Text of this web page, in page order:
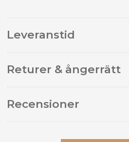
Leveranstid
Returer & ångerrätt
Recensioner